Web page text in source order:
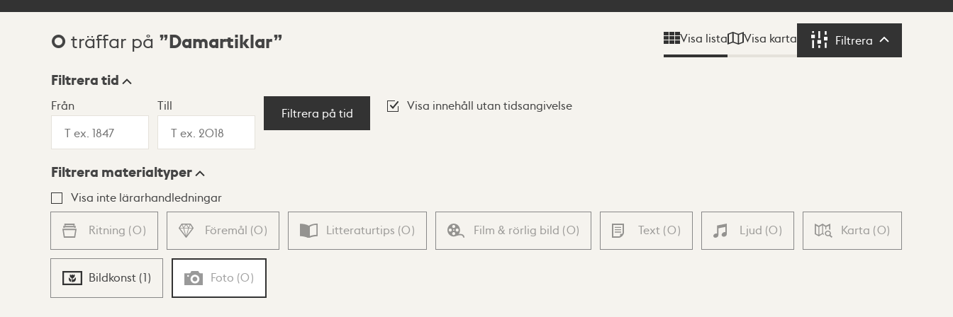
Sökresultat
0 träffar på Damartiklar Visa lista Visa karta Filtrera Filtrera
Visningsläge
Lista Karta
Filtrera tid
Från Till
Filtrera på tid
Visa innehåll utan tidsangivelse
Filtrera materialtyper
Visa inte lärarhandledningar
Ritning (0) Föremål (0) Litteraturtips (0) Film & rörlig bild (0) Text (0) Ljud (0) Karta (0)
Bildkonst (1) Foto (0)